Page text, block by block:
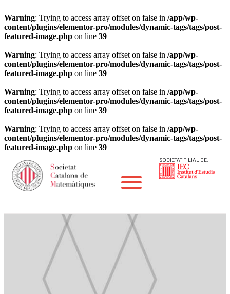
Warning: Trying to access array offset on false in /app/wp-
content/plugins/elementor-pro/modules/dynamic-tags/tags/post-
featured-image.php on line 39
Warning: Trying to access array offset on false in /app/wp-
content/plugins/elementor-pro/modules/dynamic-tags/tags/post-
featured-image.php on line 39
Warning: Trying to access array offset on false in /app/wp-
content/plugins/elementor-pro/modules/dynamic-tags/tags/post-
featured-image.php on line 39
Warning: Trying to access array offset on false in /app/wp-
content/plugins/elementor-pro/modules/dynamic-tags/tags/post-
featured-image.php on line 39
SOCIETAT FILIAL DE: